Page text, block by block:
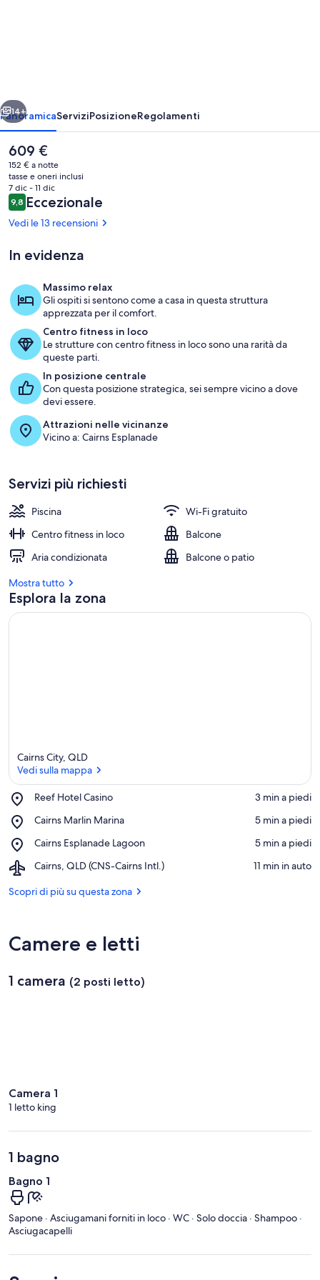
Pool,
Gym
and
Sauna
Avanti
14+
PanoramicaServiziPosizioneRegolamenti
Il
prezzo
attuale
è
609 €
609 €
152 € a notte
tasse e oneri inclusi
7 dic - 11 dic
Recensioni
9,89,8 su 10
Eccezionale
Vedi le 13 recensioni
In evidenza
Massimo relax
Gli ospiti si sentono come a casa in questa struttura
apprezzata per il comfort.
Centro fitness in loco
Le strutture con centro fitness in loco sono una rarità da
queste parti.
In posizione centrale
Con questa posizione strategica, sei sempre vicino a dove
devi essere.
Attrazioni nelle vicinanze
Vicino a: Cairns Esplanade
Servizi più richiesti
Piscina
Wi-Fi gratuito
Centro fitness in loco
Balcone
Aria condizionata
Balcone o patio
Mostra tutto
Esplora la zona
Cairns City, QLD
Vedi sulla mappa
Reef Hotel Casino
Place,
Hotel
‪3 min a piedi‬
Cairns Marlin Marina
Place,
Marlin
‪5 min a piedi‬
Cairns Esplanade Lagoon
Place,
Esplanade
‪5 min a piedi‬
Cairns, QLD (CNS-Cairns Intl.)
Airport,
QLD
‪11 min in auto‬
Scopri di più su questa zona
Camere e letti
1 camera (2 posti letto)
Camera 1
1 letto king
1 bagno
Bagno 1
Sapone · Asciugamani forniti in loco · WC · Solo doccia · Shampoo ·
Asciugacapelli